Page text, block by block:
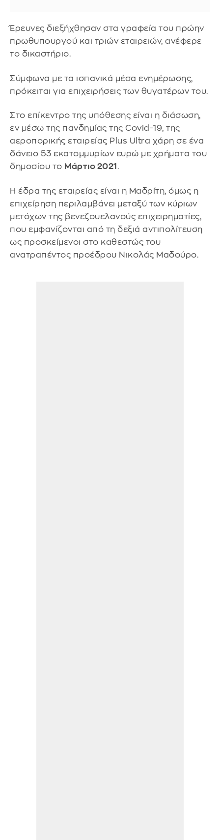
Έρευνες διεξήχθησαν στα γραφεία του πρώην
πρωθυπουργού και τριών εταιρειών, ανέφερε
το δικαστήριο.
Σύμφωνα με τα ισπανικά μέσα ενημέρωσης,
πρόκειται για επιχειρήσεις των θυγατέρων του.
Στο επίκεντρο της υπόθεσης είναι η διάσωση,
εν μέσω της πανδημίας της Covid-19, της
αεροπορικής εταιρείας Plus Ultra χάρη σε ένα
δάνειο 53 εκατομμυρίων ευρώ με χρήματα του
δημοσίου το Μάρτιο 2021 .
Η έδρα της εταιρείας είναι η Μαδρίτη, όμως η
επιχείρηση περιλαμβάνει μεταξύ των κύριων
μετόχων της βενεζουελανούς επιχειρηματίες,
που εμφανίζονται από τη δεξιά αντιπολίτευση
ως προσκείμενοι στο καθεστώς του
ανατραπέντος προέδρου Νικολάς Μαδούρο.